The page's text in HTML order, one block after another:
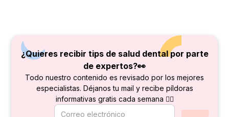
¿Quieres recibir tips de salud dental por parte
de expertos?👀
Todo nuestro contenido es revisado por los mejores
especialistas. Déjanos tu mail y recibe píldoras
informativas gratis cada semana 👇🏻